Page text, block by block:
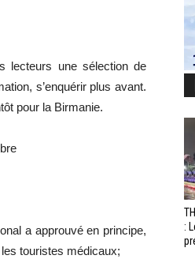
lecteurs une sélection de
s’enquérir plus avant.
pour la Birmanie.
a approuvé en principe,
touristes médicaux;
: